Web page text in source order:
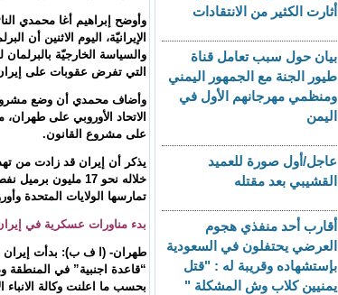
وأوضح إبراهيم أغا محمدي
الإيرانيّة، اليوم الاثنين أن
والسياسة الخارجيّة
التي تفرض عقوبات على
وأضاف محمدي أن وضع مشروع
على مشروع القانون.
يذكر أن إيران قد زادت من
تمارسها الولايات المتحدة
بدء مناورات عسكرية في
طهران- (ا ف ب): بدأت إيران
“قاعدة اجنبية” في المنطقة
بحسب ما اعلنت وكالة الانباء
أثارت الكثير من الانتقادات
بيان حول سبب تعامل قناة
طيور الجنة مع الجمهور اليمني
ومنظمي مهرجانهم الأول في
اليمن
عاجل/أول صورة للعميد
القشيبي بعد مقتله
أقارب أحد منفذي هجوم
العرضي يحتفلون في السعودية
بإستشهاده وقريبة له : "قتل
يمنيين كلاب وش المشكلة "